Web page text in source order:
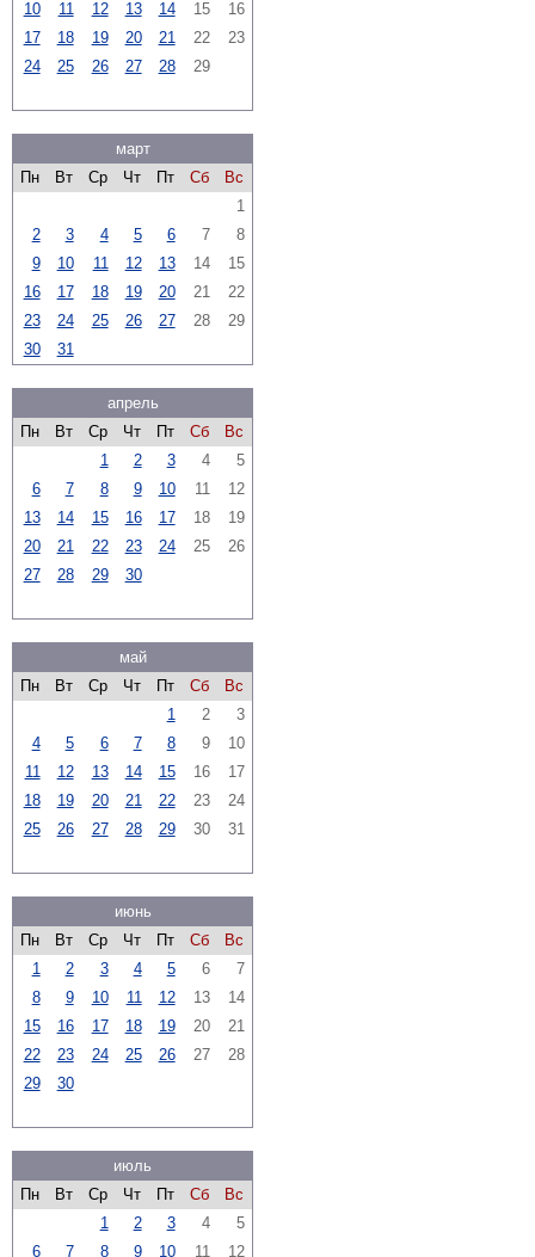
10 11 12 13 14 15
16
17
18 19 20 21 22
23
24
25 26 27 28 29
март
Пн
Вт Ср Чт Пт Сб
Вс
1
2
3 4 5 6 7
8
9
10 11 12 13 14
15
16
17 18 19 20 21
22
23
24 25 26 27 28
29
30
31
апрель
Пн
Вт Ср Чт Пт Сб
Вс
1
2 3 4
5
6
7 8 9 10 11
12
13
14 15 16 17 18
19
20
21 22 23 24 25
26
27
28 29 30
май
Пн
Вт Ср Чт Пт Сб
Вс
1
2
3
4
5 6 7 8 9
10
11
12 13 14 15 16
17
18
19 20 21 22 23
24
25
26 27 28 29 30 31
июнь
Пн
Вт Ср Чт Пт Сб
Вс
1
2 3 4 5 6
7
8
9 10 11 12 13
14
15
16 17 18 19 20
21
22
23 24 25 26 27
28
29
30
июль
Пн
Вт Ср Чт Пт Сб
Вс
1
2 3 4
5
6
7 8 9 10 11
12